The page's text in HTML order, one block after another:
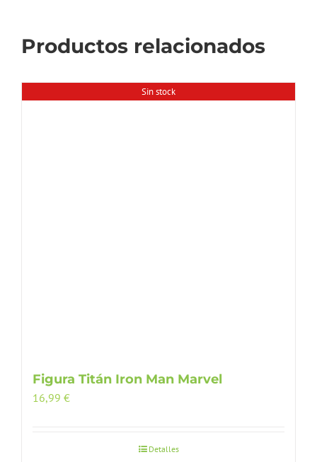
Productos relacionados
Sin stock
Figura Titán Iron Man Marvel
16,99 €
Detalles